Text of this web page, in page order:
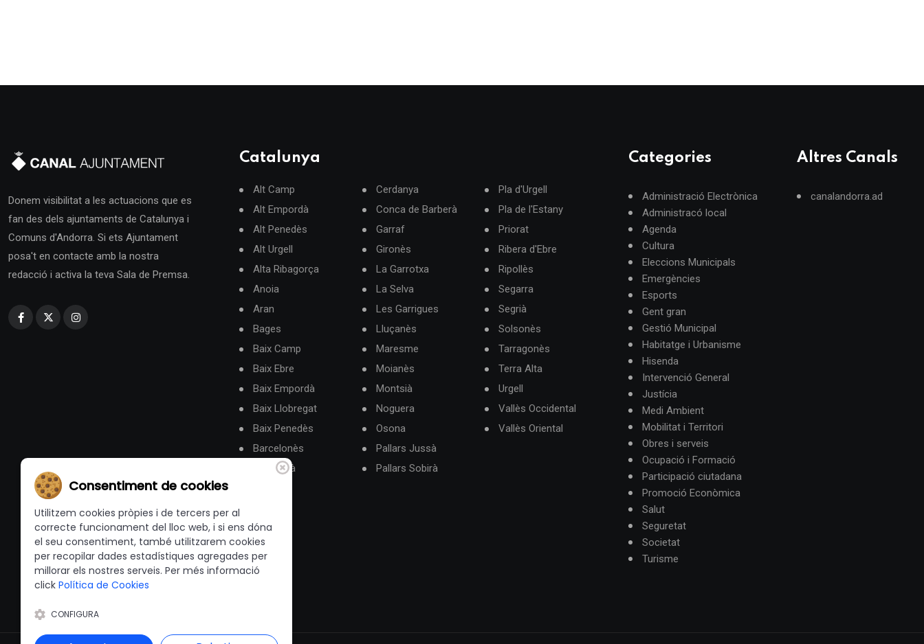
Donem visibilitat a les actuacions que es
fan des dels ajuntaments de Catalunya i
Comuns d'Andorra. Si ets Ajuntament
posa't en contacte amb la nostra
redacció i activa la teva Sala de Premsa.
Catalunya
Alt Camp
Alt Empordà
Alt Penedès
Alt Urgell
Alta Ribagorça
Anoia
Aran
Bages
Baix Camp
Baix Ebre
Baix Empordà
Baix Llobregat
Baix Penedès
Barcelonès
Berguedà
Cerdanya
Conca de Barberà
Garraf
Gironès
La Garrotxa
La Selva
Les Garrigues
Lluçanès
Maresme
Moianès
Montsià
Noguera
Osona
Pallars Jussà
Pallars Sobirà
Pla d'Urgell
Pla de l'Estany
Priorat
Ribera d'Ebre
Ripollès
Segarra
Segrià
Solsonès
Tarragonès
Terra Alta
Urgell
Vallès Occidental
Vallès Oriental
Categories
Administració Electrònica
Administracó local
Agenda
Cultura
Eleccions Municipals
Emergències
Esports
Gent gran
Gestió Municipal
Habitatge i Urbanisme
Hisenda
Intervenció General
Justícia
Medi Ambient
Mobilitat i Territori
Obres i serveis
Ocupació i Formació
Participació ciutadana
Promoció Econòmica
Salut
Seguretat
Societat
Turisme
Altres Canals
canalandorra.ad
Consentiment de cookies
Utilitzem cookies pròpies i de tercers per al
correcte funcionament del lloc web, i si ens dóna
el seu consentiment, també utilitzarem cookies
per recopilar dades estadístiques agregades per
millorar els nostres serveis. Per més informació
click Política de Cookies
CONFIGURA